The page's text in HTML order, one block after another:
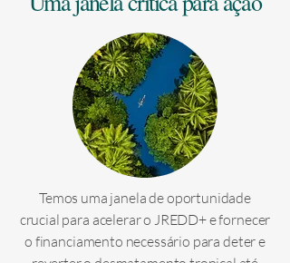
Temos uma janela de oportunidade
crucial para acelerar o JREDD+ e fornecer
o financiamento necessário para deter e